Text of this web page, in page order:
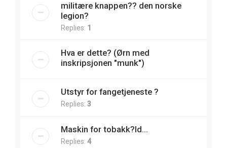
militære knappen?? den norske
legion?
Replies: 1
Hva er dette? (Ørn med
inskripsjonen "munk")
Utstyr for fangetjeneste ?
Replies: 3
Maskin for tobakk?Id...
Replies: 4